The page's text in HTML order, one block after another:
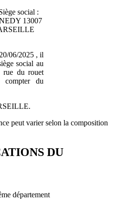
social :
13007
06/2025 , il
social au
du rouet
du
peut varier selon la composition
DU
département